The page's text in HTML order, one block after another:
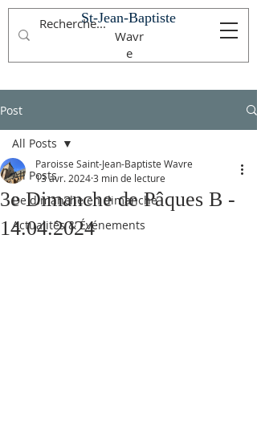
St-Jean-Baptiste
Wavr
e
Post
All Posts
De dimanche en dimanche
Actualités & Événements
All Posts
3e Dimanche de Pâques B -
14.04.2024
Paroisse Saint-Jean-Baptiste Wavre
13 avr. 20243 min de lecture